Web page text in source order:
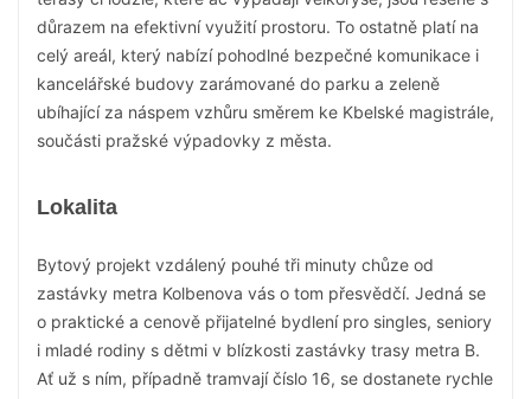
důrazem na efektivní využití prostoru. To ostatně platí na
celý areál, který nabízí pohodlné bezpečné komunikace i
kancelářské budovy zarámované do parku a zeleně
ubíhající za náspem vzhůru směrem ke Kbelské magistrále,
součásti pražské výpadovky z města.
Lokalita
Bytový projekt vzdálený pouhé tři minuty chůze od
zastávky metra Kolbenova vás o tom přesvědčí. Jedná se
o praktické a cenově přijatelné bydlení pro singles, seniory
i mladé rodiny s dětmi v blízkosti zastávky trasy metra B.
Ať už s ním, případně tramvají číslo 16, se dostanete rychle